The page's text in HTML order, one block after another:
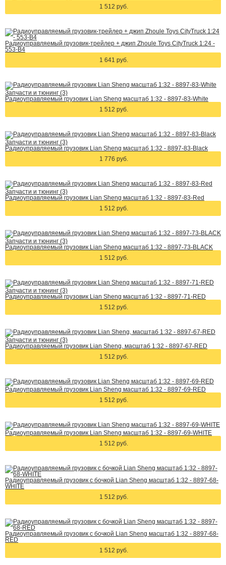
1 512 руб.
Радиоуправляемый грузовик-трейлер + джип Zhoule Toys CityTruck 1:24 -
553-B4
1 641 руб.
Запчасти и тюнинг (3)
Радиоуправляемый грузовик Lian Sheng масштаб 1:32 - 8897-83-White
1 512 руб.
Запчасти и тюнинг (3)
Радиоуправляемый грузовик Lian Sheng масштаб 1:32 - 8897-83-Black
1 776 руб.
Запчасти и тюнинг (3)
Радиоуправляемый грузовик Lian Sheng масштаб 1:32 - 8897-83-Red
1 512 руб.
Запчасти и тюнинг (3)
Радиоуправляемый грузовик Lian Sheng масштаб 1:32 - 8897-73-BLACK
1 512 руб.
Запчасти и тюнинг (3)
Радиоуправляемый грузовик Lian Sheng масштаб 1:32 - 8897-71-RED
1 512 руб.
Запчасти и тюнинг (3)
Радиоуправляемый грузовик Lian Sheng, масштаб 1:32 - 8897-67-RED
1 512 руб.
Радиоуправляемый грузовик Lian Sheng масштаб 1:32 - 8897-69-RED
1 512 руб.
Радиоуправляемый грузовик Lian Sheng масштаб 1:32 - 8897-69-WHITE
1 512 руб.
Радиоуправляемый грузовик c бочкой Lian Sheng масштаб 1:32 - 8897-68-
WHITE
1 512 руб.
Радиоуправляемый грузовик c бочкой Lian Sheng масштаб 1:32 - 8897-68-
RED
1 512 руб.